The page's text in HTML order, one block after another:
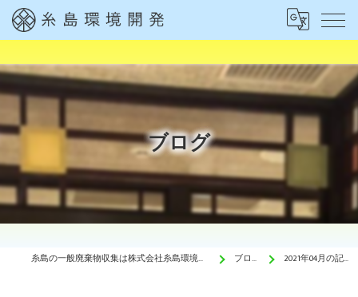
ブログ
糸島の一般廃棄物収集は株式会社糸島環境開発 ブログ 2021年04月の記事